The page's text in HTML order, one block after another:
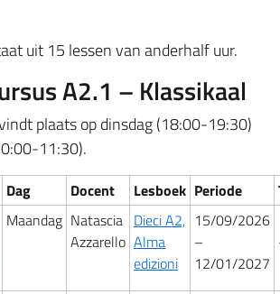
uit 15 lessen van anderhalf uur.
A2.1 – Klassikaal
plaats op dinsdag (18:00-19:30)
11:30).
Dag Docent Lesboek Periode
Maandag Natascia
Azzarello
Dieci A2,
Alma
edizioni
15/09/2026
–
12/01/2027